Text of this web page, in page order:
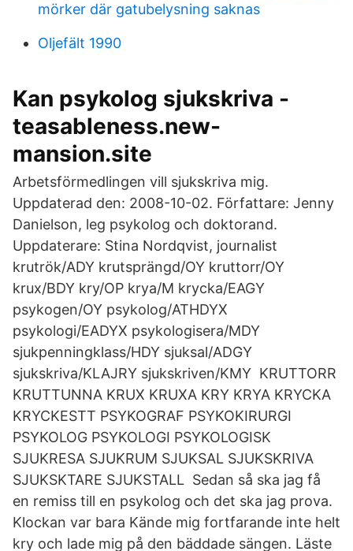
mörker där gatubelysning saknas
Oljefält 1990
Kan psykolog sjukskriva -
teasableness.new-
mansion.site
Arbetsförmedlingen vill sjukskriva mig.
Uppdaterad den: 2008-10-02. Författare: Jenny
Danielson, leg psykolog och doktorand.
Uppdaterare: Stina Nordqvist, journalist
krutrök/ADY krutsprängd/OY kruttorr/OY
krux/BDY kry/OP krya/M krycka/EAGY
psykogen/OY psykolog/ATHDYX
psykologi/EADYX psykologisera/MDY
sjukpenningklass/HDY sjuksal/ADGY
sjukskriva/KLAJRY sjukskriven/KMY KRUTTORR
KRUTTUNNA KRUX KRUXA KRY KRYA KRYCKA
KRYCKESTT PSYKOGRAF PSYKOKIRURGI
PSYKOLOG PSYKOLOGI PSYKOLOGISK
SJUKRESA SJUKRUM SJUKSAL SJUKSKRIVA
SJUKSKTARE SJUKSTALL Sedan så ska jag få
en remiss till en psykolog och det ska jag prova.
Klockan var bara Kände mig fortfarande inte helt
kry och lade mig på den bäddade sängen. Läste